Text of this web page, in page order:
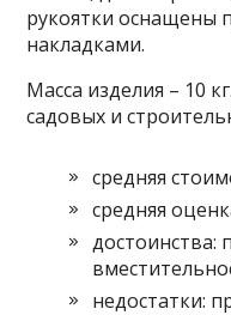
рукоятки оснащены
накладками.
Масса изделия – 10
садовых и
средняя
средняя
достоинства:
недостатки: